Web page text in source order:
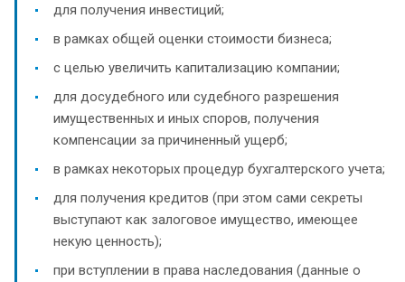
для получения инвестиций;
в рамках общей оценки стоимости бизнеса;
с целью увеличить капитализацию компании;
для досудебного или судебного разрешения
имущественных и иных споров, получения
компенсации за причиненный ущерб;
в рамках некоторых процедур бухгалтерского учета;
для получения кредитов (при этом сами секреты
выступают как залоговое имущество, имеющее
некую ценность);
при вступлении в права наследования (данные о